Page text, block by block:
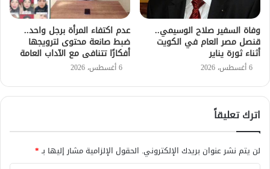
وفاة السفير صلاح الوسيمي..
قنصل مصر العام في الكويت
أثناء ثورة يناير
6 أغسطس، 2026
عدم اكتفاء المرأة برجل واحد..
ضبط صانعة محتوى لترويجها
أفكارًا تتنافى مع الآداب العامة
6 أغسطس، 2026
اترك تعليقاً
لن يتم نشر عنوان بريدك الإلكتروني. الحقول الإلزامية مشار إليها بـ*